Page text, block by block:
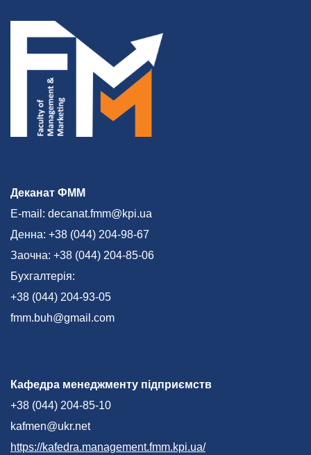
Деканат ФММ
E-mail: decanat.fmm@kpi.ua
Денна: +38 (044) 204-98-67
Заочна: +38 (044) 204-85-06
Бухгалтерія:
+38 (044) 204-93-05
fmm.buh@gmail.com
Кафедра менеджменту підприємств
+38 (044) 204-85-10
kafmen@ukr.net
https://kafedra.management.fmm.kpi.ua/